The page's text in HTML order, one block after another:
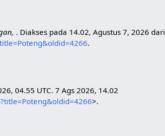
. Diakses pada 14.02, Agustus 7, 2026 dari
.
04.55 UTC. 7 Ags 2026, 14.02
>.